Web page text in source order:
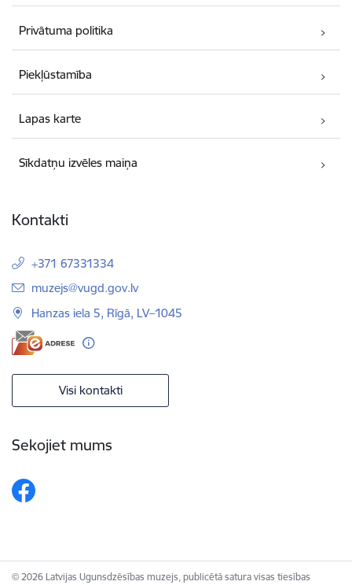
Privātuma politika
Piekļūstamība
Lapas karte
Sīkdatņu izvēles maiņa
Kontakti
+371 67331334
E-pasts:
muzejs@vugd.gov.lv
Hanzas iela 5, Rīgā, LV–1045
Visi kontakti
Sekojiet mums
© 2026 Latvijas Ugunsdzēsības muzejs, publicētā satura visas tiesības